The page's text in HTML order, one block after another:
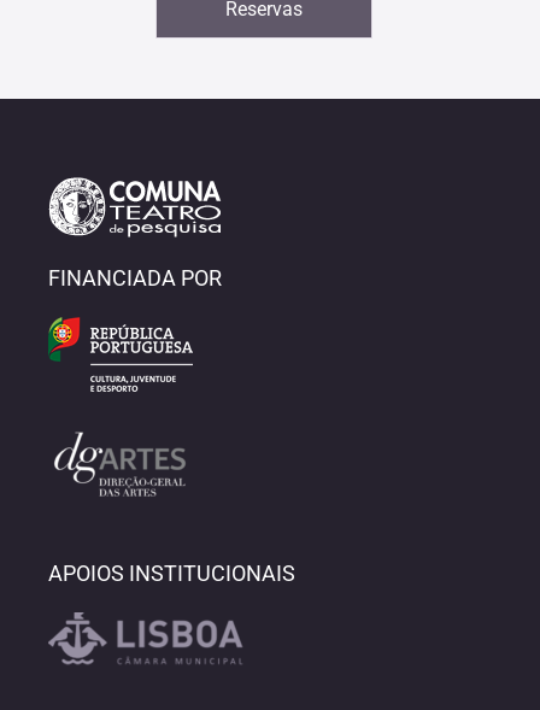
Reservas
FINANCIADA POR
APOIOS INSTITUCIONAIS